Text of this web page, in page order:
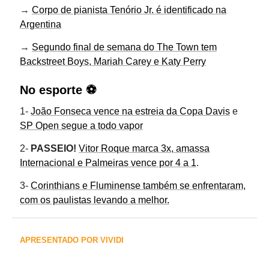
→ Corpo de pianista Tenório Jr. é identificado na
Argentina
→ Segundo final de semana do The Town tem
Backstreet Boys, Mariah Carey e Katy Perry
No esporte ⚽️
1- João Fonseca vence na estreia da Copa Davis e
SP Open segue a todo vapor
2- PASSEIO! Vitor Roque marca 3x, amassa
Internacional e Palmeiras vence por 4 a 1.
3- Corinthians e Fluminense também se enfrentaram,
com os paulistas levando a melhor.
APRESENTADO POR VIVIDI